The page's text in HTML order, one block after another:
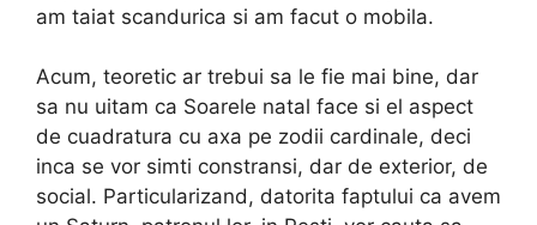
am taiat scandurica si am facut o mobila.
Acum, teoretic ar trebui sa le fie mai bine, dar
sa nu uitam ca Soarele natal face si el aspect
de cuadratura cu axa pe zodii cardinale, deci
inca se vor simti constransi, dar de exterior, de
social. Particularizand, datorita faptului ca avem